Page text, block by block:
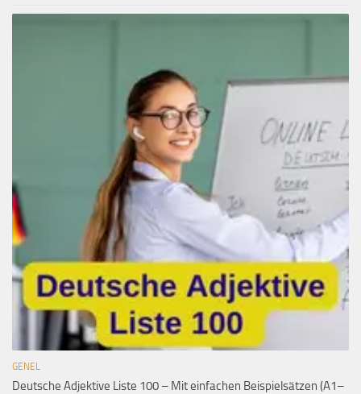
GENEL
Deutsche Adjektive Liste 100 – Mit einfachen Beispielsätzen (A1–